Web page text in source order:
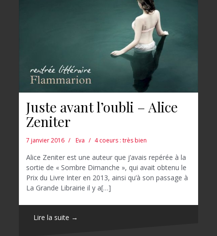
Juste avant l’oubli – Alice
Zeniter
7 janvier 2016 Eva 4 coeurs : très bien
Alice Zeniter est une auteur que j’avais repérée à la
sortie de « Sombre Dimanche », qui avait obtenu le
Prix du Livre Inter en 2013, ainsi qu’à son passage à
La Grande Librairie il y a[…]
Lire la suite →